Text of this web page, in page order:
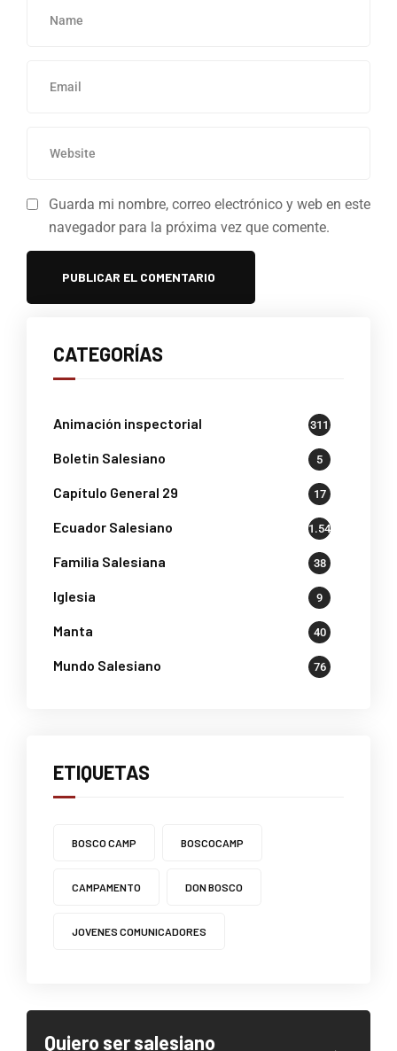
Guarda mi nombre, correo electrónico y web en este
navegador para la próxima vez que comente.
CATEGORÍAS
Animación inspectorial 311
Boletin Salesiano 5
Capítulo General 29 17
Ecuador Salesiano 1.541
Familia Salesiana 38
Iglesia 9
Manta 40
Mundo Salesiano 76
ETIQUETAS
BOSCO CAMP BOSCOCAMP
CAMPAMENTO DON BOSCO
JOVENES COMUNICADORES
Quiero ser salesiano